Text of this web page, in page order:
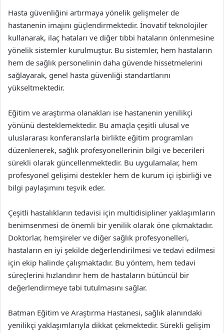
Hasta güvenliğini artırmaya yönelik gelişmeler de
hastanenin imajını güçlendirmektedir. İnovatif teknolojiler
kullanarak, ilaç hataları ve diğer tıbbi hataların önlenmesine
yönelik sistemler kurulmuştur. Bu sistemler, hem hastaların
hem de sağlık personelinin daha güvende hissetmelerini
sağlayarak, genel hasta güvenliği standartlarını
yükseltmektedir.
Eğitim ve araştırma olanakları ise hastanenin yenilikçi
yönünü desteklemektedir. Bu amaçla çeşitli ulusal ve
uluslararası konferanslarla birlikte eğitim programları
düzenlenerek, sağlık profesyonellerinin bilgi ve becerileri
sürekli olarak güncellenmektedir. Bu uygulamalar, hem
profesyonel gelişimi destekler hem de kurum içi işbirliği ve
bilgi paylaşımını teşvik eder.
Çeşitli hastalıkların tedavisi için multidisipliner yaklaşımların
benimsenmesi de önemli bir yenilik olarak öne çıkmaktadır.
Doktorlar, hemşireler ve diğer sağlık profesyonelleri,
hastaların en iyi şekilde değerlendirilmesi ve tedavi edilmesi
için ekip halinde çalışmaktadır. Bu yöntem, hem tedavi
süreçlerini hızlandırır hem de hastaların bütüncül bir
değerlendirmeye tabi tutulmasını sağlar.
Batman Eğitim ve Araştırma Hastanesi, sağlık alanındaki
yenilikçi yaklaşımlarıyla dikkat çekmektedir. Sürekli gelişim